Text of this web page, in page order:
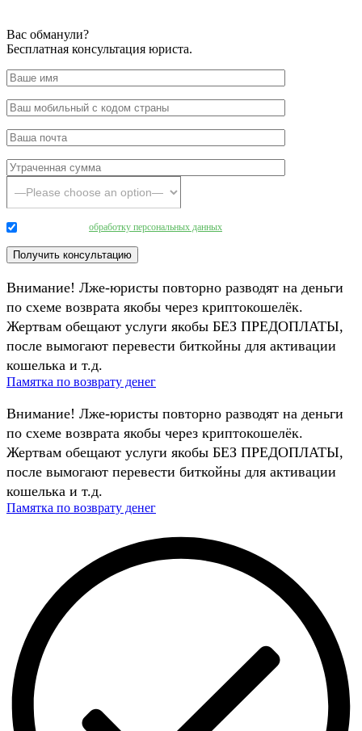
Вас обманули?
Бесплатная консультация юриста.
обработку персональных данных
Внимание! Лже-юристы повторно разводят на деньги
по схеме возврата якобы через криптокошелёк.
Жертвам обещают услуги якобы БЕЗ ПРЕДОПЛАТЫ,
после вымогают перевести биткойны для активации
кошелька и т.д.
Памятка по возврату денег
Внимание! Лже-юристы повторно разводят на деньги
по схеме возврата якобы через криптокошелёк.
Жертвам обещают услуги якобы БЕЗ ПРЕДОПЛАТЫ,
после вымогают перевести биткойны для активации
кошелька и т.д.
Памятка по возврату денег